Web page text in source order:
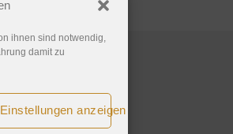
ihnen sind notwendig,
damit zu
Einstellungen anzeigen